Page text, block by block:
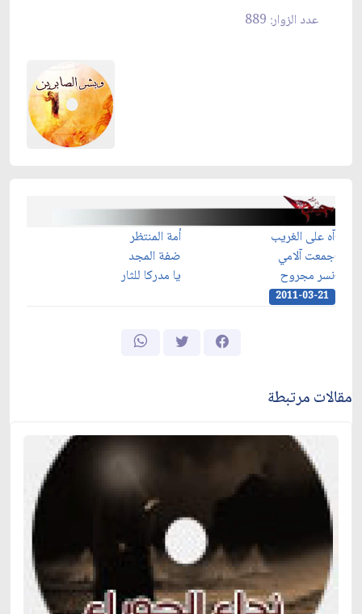
عدد الزوار: 889
آه على الغريب
أمة المنتظر
جمعت آلامي
ضفة المجد
نسر مجروح
يا مدركا للثار
2011-03-21
مقالات مرتبطة